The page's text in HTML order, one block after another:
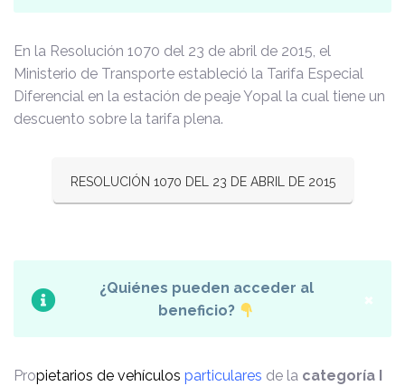
En la Resolución 1070 del 23 de abril de 2015, el
Ministerio de Transporte estableció la Tarifa Especial
Diferencial en la estación de peaje Yopal la cual tiene un
descuento sobre la tarifa plena.
RESOLUCIÓN 1070 DEL 23 DE ABRIL DE 2015
¿Quiénes pueden acceder al
beneficio?
×
Propietarios de vehículos particulares de la categoría I